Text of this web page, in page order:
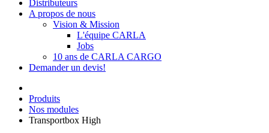
Distributeurs
A propos de nous
Vision & Mission
L'équipe CARLA
Jobs
10 ans de CARLA CARGO
Demander un devis!
Produits
Nos modules
Transportbox High